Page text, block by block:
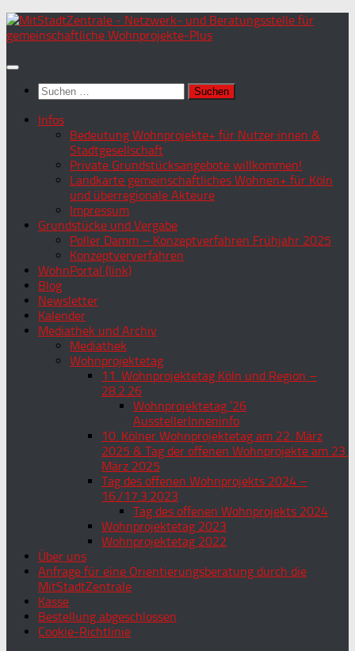
Zum
Inhalt
Suchen
nach:
Infos
Bedeutung Wohnprojekte+ für Nutzer:innen &
Stadtgesellschaft
Private Grundstücksangebote willkommen!
Landkarte gemeinschaftliches Wohnen+ für Köln
und überregionale Akteure
Impressum
Grundstücke und Vergabe
Poller Damm – Konzeptverfahren Frühjahr 2025
Konzeptververfahren
WohnPortal (link)
Blog
Newsletter
Kalender
Mediathek und Archiv
Mediathek
Wohnprojektetag
11. Wohnprojektetag Köln und Region –
28.2.26
Wohnprojektetag ’26
AusstellerInneninfo
10. Kölner Wohnprojektetag am 22. März
2025 & Tag der offenen Wohnprojekte am 23.
März 2025
Tag des offenen Wohnprojekts 2024 –
16./17.3.2023
Tag des offenen Wohnprojekts 2024
Wohnprojektetag 2023
Wohnprojektetag 2022
Über uns
Anfrage für eine Orientierungsberatung durch die
MitStadtZentrale
Kasse
Bestellung abgeschlossen
Cookie-Richtlinie